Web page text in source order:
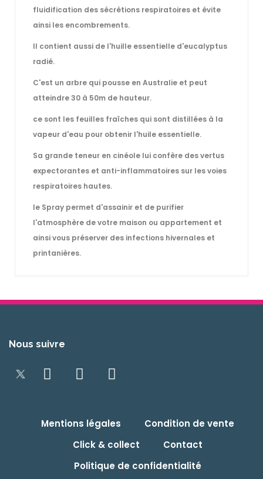
fluidification des sécrétions respiratoires et évite
ainsi les encombrements.
Il contient aussi de l'huille essentielle d'eucalyptus
radié.
C'est un arbre qui pousse en Australie et peut
atteindre 30 à 50m de hauteur.
ce sont les feuilles fraîches qui sont distillées à la
vapeur d'eau pour obtenir l'huile essentielle.
Sa grande teneur en cinéole lui confère des vertus
expectorantes et anti-inflammatoires sur les voies
respiratoires hautes.
le Spray permet d'assainir et de purifier
l'atmosphère de votre maison ou appartement et
ainsi vous préserver des infections hivernales et
printanières.
Nous suivre
Mentions légales
Condition de vente
Click & collect
Contact
Politique de confidentialité